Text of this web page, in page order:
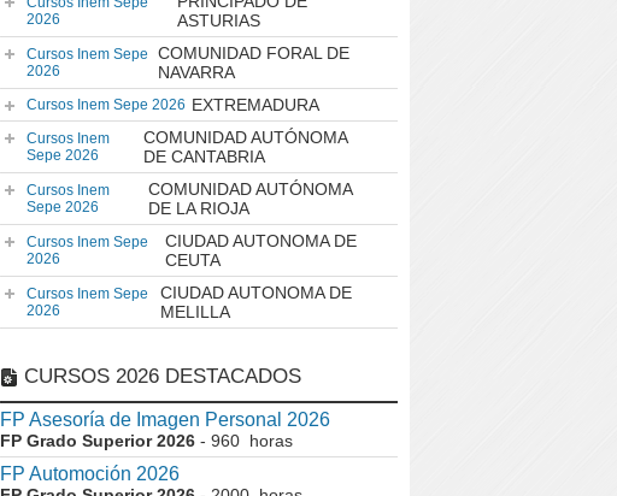
2026
ASTURIAS
Cursos Inem Sepe
2026
COMUNIDAD FORAL DE
NAVARRA
Cursos Inem Sepe 2026 EXTREMADURA
Cursos Inem
Sepe 2026
COMUNIDAD AUTÓNOMA
DE CANTABRIA
Cursos Inem
Sepe 2026
COMUNIDAD AUTÓNOMA
DE LA RIOJA
Cursos Inem Sepe
2026
CIUDAD AUTONOMA DE
CEUTA
Cursos Inem Sepe
2026
CIUDAD AUTONOMA DE
MELILLA
CURSOS 2026 DESTACADOS
FP Asesoría de Imagen Personal 2026
FP Grado Superior 2026 - 960 horas
FP Automoción 2026